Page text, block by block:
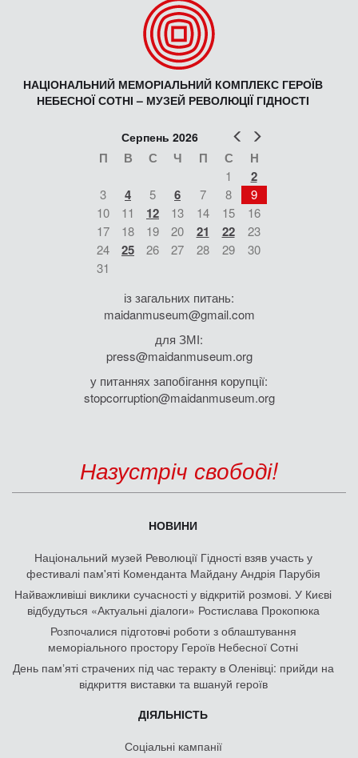
НАЦІОНАЛЬНИЙ МЕМОРІАЛЬНИЙ КОМПЛЕКС ГЕРОЇВ
НЕБЕСНОЇ СОТНІ – МУЗЕЙ РЕВОЛЮЦІЇ ГІДНОСТІ
Попер
Серпень 2026
П В С Ч П С Н
1 2
3 4 5 6 7 8
9
10
11 12 13 14 15
16
17
18 19 20 21 22
23
24
25 26 27 28 29
30
31
із загальних питань:
maidanmuseum@gmail.com
для ЗМІ:
press@maidanmuseum.org
у питаннях запобігання корупції:
stopcorruption@maidanmuseum.org
Назустріч свободі!
НОВИНИ
Національний музей Революції Гідності взяв участь у
фестивалі пам'яті Коменданта Майдану Андрія Парубія
Найважливіші виклики сучасності у відкритій розмові. У Києві
відбудуться «Актуальні діалоги» Ростислава Прокопюка
Розпочалися підготовчі роботи з облаштування
меморіального простору Героїв Небесної Сотні
День памʼяті страчених під час теракту в Оленівці: прийди на
відкриття виставки та вшануй героїв
ДІЯЛЬНІСТЬ
Соціальні кампанії